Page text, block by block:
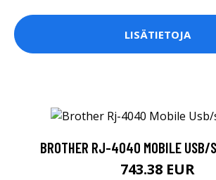
LISÄTIETOJA
BROTHER RJ-4040 MOBILE USB/
743.38 EUR